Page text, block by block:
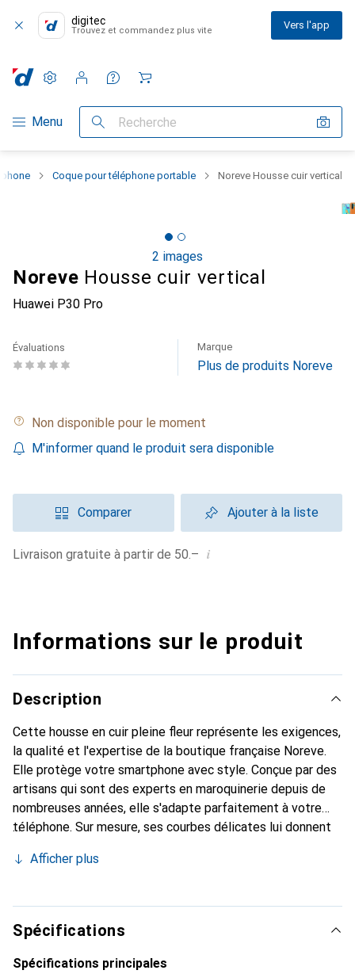
digitec
Trouvez et commandez plus vite Vers l'app
Navigation par catégorie
Menu Recherche
Paramètres
Compte client
Listes de comparaison
Listes d'envies
Panier
Coque pour téléphone portable Noreve Housse cuir vertical
2 images
Noreve Housse cuir vertical
Huawei P30 Pro
Évaluations Marque
Plus de produits Noreve
Non disponible pour le moment
M'informer quand le produit sera disponible
Comparer Ajouter à la liste
Livraison gratuite à partir de 50.– i
Informations sur le produit
Description
Cette housse en cuir pleine fleur représente les exigences,
la qualité et l'expertise de la boutique française Noreve.
Elle protège votre smartphone avec style. Conçue par des
artisans qui sont des experts en maroquinerie depuis de
nombreuses années, elle s'adapte parfaitement à votre
téléphone. Sur mesure, ses courbes délicates lui donnent
et indispensable pour votre smartphone. Reconnaître
marque Noreve est un choix sûr pour une clientèle
exigeante.
Afficher plus
Spécifications
Spécifications principales